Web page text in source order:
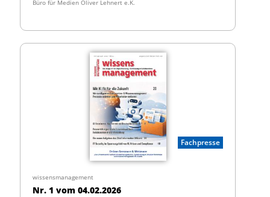
Büro für Medien Oliver Lehnert e.K.
Fachpresse
wissensmanagement
Nr. 1 vom 04.02.2026